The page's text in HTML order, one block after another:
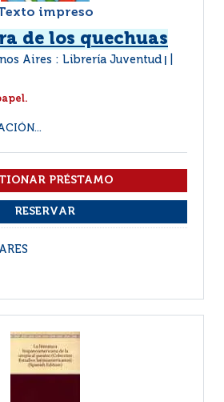
impreso
de los quechuas
Aires : Librería Juventud